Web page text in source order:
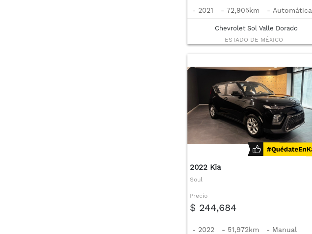
- 2021 - 72,905km - Automática
Chevrolet Sol Valle Dorado
ESTADO DE MÉXICO
2022 Kia
Soul
Precio
$ 244,684
- 2022 - 51,972km - Manual